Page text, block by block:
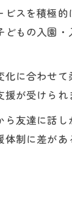
スを積極
もの入園
に合わせ
が受けられ
友達に話
制に差が